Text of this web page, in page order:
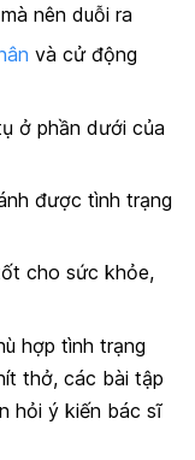
nên duỗi ra
và cử động
ở phần dưới của
được tình trạng
cho sức khỏe,
hợp tình trạng
thở, các bài tập
hỏi ý kiến bác sĩ